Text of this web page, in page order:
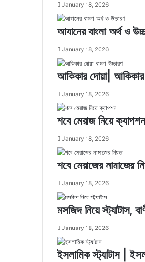
January 18, 2026
আযানের বাংলা অর্থ ও
January 18, 2026
আকিকার দোয়া| আকিকার
January 18, 2026
শবে মেরাজ নিয়ে
January 18, 2026
শবে মেরাজের নামাজের
January 18, 2026
মসজিদ নিয়ে স্ট্যাটাস,
January 18, 2026
ইসলামিক স্ট্যাটাস |